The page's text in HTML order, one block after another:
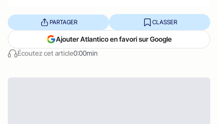
Écoutez cet article0:00min
PARTAGER CLASSER
Ajouter Atlantico en favori sur Google